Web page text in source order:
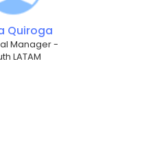
Quiroga
Manager -
LATAM